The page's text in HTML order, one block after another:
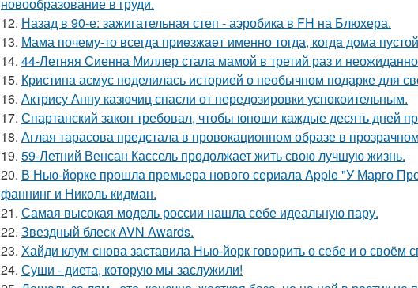
12. Назад в 90-е: зажигательная степ - аэробика в FH на Блюхера.
13. Мама почему-то всегда пpиeзжaeт именно тогда, когдa дoма
14. 44-Летняя Сиенна Миллер стала мамой в третий раз и
15. Кристина асмус поделилась историей о необычном подарке для
16. Актрису Анну казючиц спасли от передозировки успокоительным.
17. Спартанский закон требовал, чтобы юноши каждые десять дней
18. Аглая тарасова предстала в провокационном образе в
19. 59-Летний Венсан Кассель продолжает жить свою лучшую жизнь.
20. В Нью-йорке прошла премьера нового сериала Apple "У Марго
фаннинг и Николь кидман.
21. Самая высокая модель россии нашла себе идеальную пару.
22. Звездный блеск AVN Awards.
23. Хайди клум снова заставила Нью-йорк говорить о себе и о своём
24. Суши - диета, которую мы заслужили!